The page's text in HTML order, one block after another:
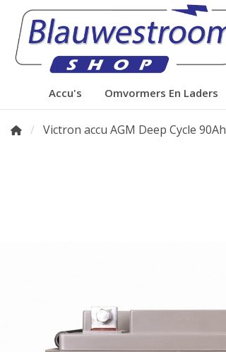
Accu's Omvormers En Laders
Victron accu AGM Deep Cycle 90Ah